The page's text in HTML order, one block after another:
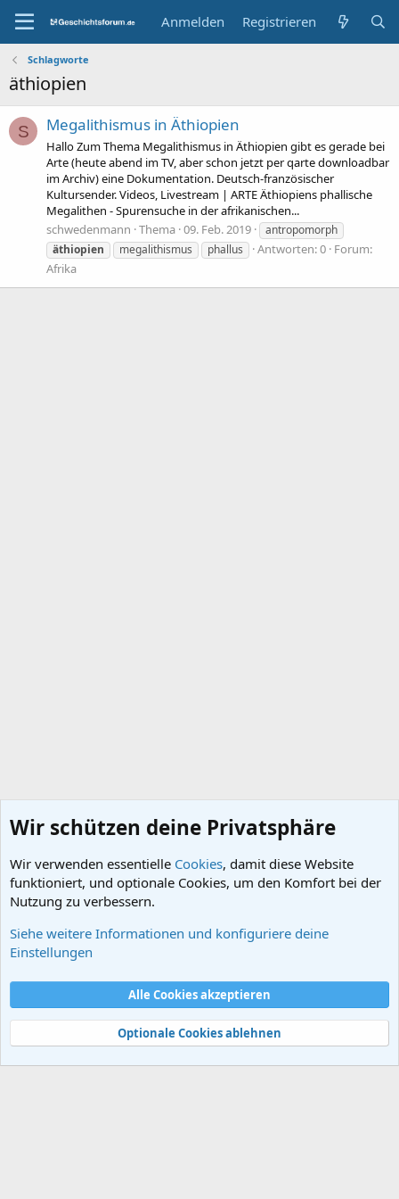
Anmelden Registrieren
Schlagworte
äthiopien
S Megalithismus in Äthiopien
Hallo Zum Thema Megalithismus in Äthiopien gibt es gerade bei
Arte (heute abend im TV, aber schon jetzt per qarte downloadbar
im Archiv) eine Dokumentation. Deutsch-französischer
Kultursender. Videos, Livestream | ARTE Äthiopiens phallische
Megalithen - Spurensuche in der afrikanischen...
schwedenmann Thema 09. Feb. 2019
antropomorph
äthiopien
megalithismus phallus Antworten: 0 Forum:
Afrika
Schlagworte
Nutzungsbedingungen
Datenschutz
Hilfe und Impressum
Start
R
S
Community platform by XenForo® © 2010-2024 XenForo Ltd.
Wir schützen deine Privatsphäre
Wir verwenden essentielle Cookies, damit diese Website
funktioniert, und optionale Cookies, um den Komfort bei der
Nutzung zu verbessern.
Siehe weitere Informationen und konfiguriere deine
Einstellungen
Alle Cookies akzeptieren
Optionale Cookies ablehnen